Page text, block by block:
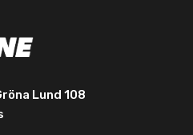
Lund 108